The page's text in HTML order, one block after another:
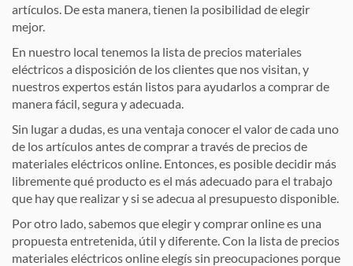
artículos. De esta manera, tienen la posibilidad de elegir
mejor.
En nuestro local tenemos la lista de precios materiales
eléctricos a disposición de los clientes que nos visitan, y
nuestros expertos están listos para ayudarlos a comprar de
manera fácil, segura y adecuada.
Sin lugar a dudas, es una ventaja conocer el valor de cada uno
de los artículos antes de comprar a través de precios de
materiales eléctricos online. Entonces, es posible decidir más
libremente qué producto es el más adecuado para el trabajo
que hay que realizar y si se adecua al presupuesto disponible.
Por otro lado, sabemos que elegir y comprar online es una
propuesta entretenida, útil y diferente. Con la lista de precios
materiales eléctricos online elegís sin preocupaciones porque